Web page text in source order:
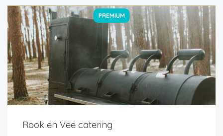
PREMIUM
Rook en Vee catering